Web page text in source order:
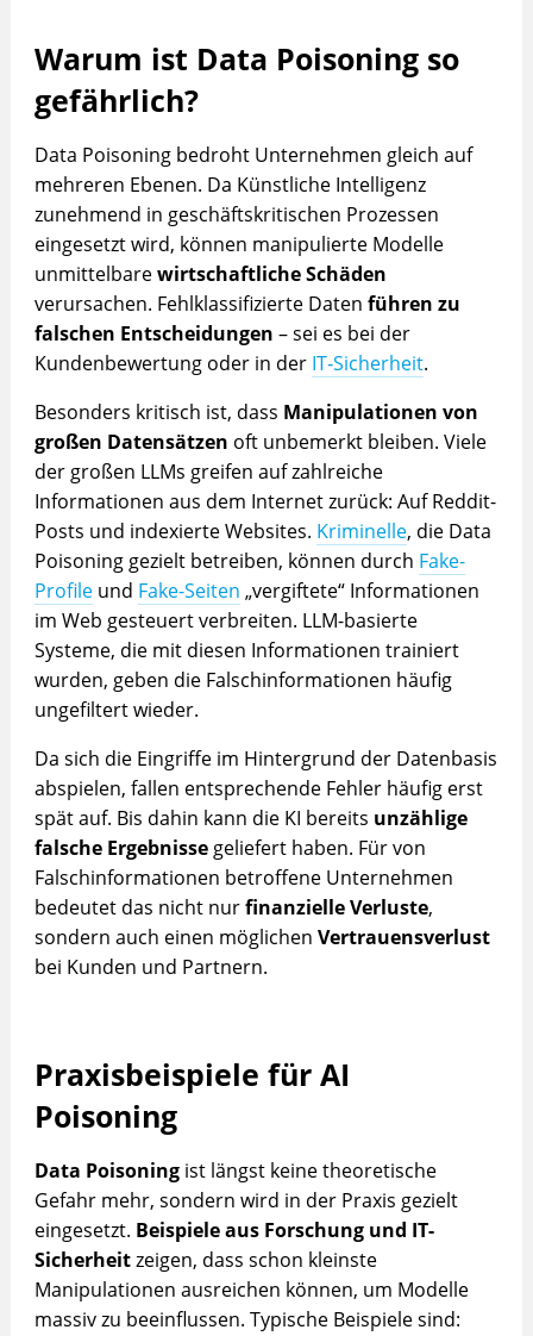
Warum ist Data Poisoning so
gefährlich?
Data Poisoning bedroht Unternehmen gleich auf
mehreren Ebenen. Da Künstliche Intelligenz
zunehmend in geschäftskritischen Prozessen
eingesetzt wird, können manipulierte Modelle
unmittelbarewirtschaftliche Schäden
verursachen. Fehlklassifizierte Daten führen zu
falschen Entscheidungen – sei es bei der
Kundenbewertung oder in der IT‑Sicherheit.
Besonders kritisch ist, dass Manipulationen von
großen Datensätzen oft unbemerkt bleiben. Viele
der großen LLMs greifen auf zahlreiche
Informationen aus dem Internet zurück: Auf Reddit-
Posts und indexierte Websites. Kriminelle, die Data
Poisoning gezielt betreiben, können durch Fake-
Profileund Fake-Seiten „vergiftete“ Informationen
im Web gesteuert verbreiten. LLM-basierte
Systeme, die mit diesen Informationen trainiert
wurden, geben die Falschinformationen häufig
ungefiltert wieder.
Da sich die Eingriffe im Hintergrund der Datenbasis
abspielen, fallen entsprechende Fehler häufig erst
spät auf. Bis dahin kann die KI bereits unzählige
falsche Ergebnissegeliefert haben. Für von
Falschinformationen betroffene Unternehmen
bedeutet das nicht nurfinanzielle Verluste,
sondern auch einen möglichen Vertrauensverlust
bei Kunden und Partnern.
Praxisbeispiele für AI
Poisoning
Data Poisoningist längst keine theoretische
Gefahr mehr, sondern wird in der Praxis gezielt
eingesetzt. Beispiele aus Forschung und IT-
Sicherheitzeigen, dass schon kleinste
Manipulationen ausreichen können, um Modelle
massiv zu beeinflussen. Typische Beispiele sind: